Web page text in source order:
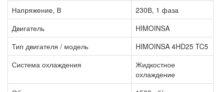
Напряжение, В
230В, 1 фаза
Двигатель
HIMOINSA
Тип двигателя / модель
HIMOINSA 4HD25 TC5
Система охлаждения
Жидкостное
охлаждение